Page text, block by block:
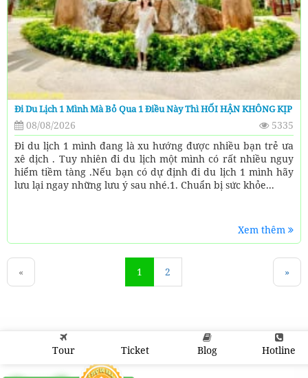
Đi Du Lịch 1 Mình Mà Bỏ Qua 1 Điều Này Thì HỐI HẬN KHÔNG KỊP
08/08/2026
5335
Đi du lịch 1 mình đang là xu hướng được nhiều bạn trẻ ưa
xê dịch . Tuy nhiên đi du lịch một mình có rất nhiều nguy
hiểm tiềm tàng .Nếu bạn có dự định đi du lịch 1 mình hãy
lưu lại ngay những lưu ý sau nhé.1. Chuẩn bị sức khỏe...
Xem thêm
« 1 2 »
Tour Ticket Blog Hotline